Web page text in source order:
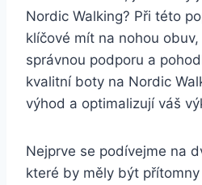
Nordic Walking? Při této⁣
klíčové mít na nohou
správnou podporu⁢ a
kvalitní⁢ boty na Nordic
výhod a‌ optimalizují váš
Nejprve‌ se podívejme​ na
které by ​měly být